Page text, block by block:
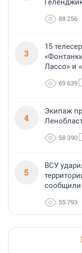
88 256
3
15
Лассо» и
69 639
4
Экипаж
58 390
5
ВСУ
сообщили
55 793